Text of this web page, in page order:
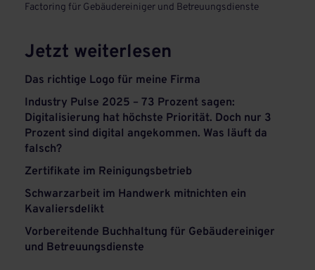
Factoring für Gebäudereiniger und Betreuungsdienste
Jetzt weiterlesen
Das richtige Logo für meine Firma
Industry Pulse 2025 – 73 Prozent sagen:
Digitalisierung hat höchste Priorität. Doch nur 3
Prozent sind digital angekommen. Was läuft da
falsch?
Zertifikate im Reinigungsbetrieb
Schwarzarbeit im Handwerk mitnichten ein
Kavaliersdelikt
Vorbereitende Buchhaltung für Gebäudereiniger
und Betreuungsdienste